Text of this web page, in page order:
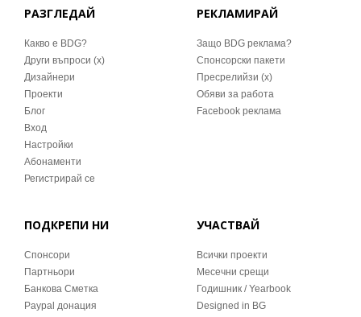
РАЗГЛЕДАЙ
Какво е BDG?
Други въпроси (x)
Дизайнери
Проекти
Блог
Вход
Настройки
Абонаменти
Регистрирай се
РЕКЛАМИРАЙ
Защо BDG реклама?
Спонсорски пакети
Пресрелийзи (x)
Обяви за работа
Facebook реклама
ПОДКРЕПИ НИ
Спонсори
Партньори
Банкова Сметка
Paypal донация
УЧАСТВАЙ
Всички проекти
Месечни срещи
Годишник / Yearbook
Designed in BG